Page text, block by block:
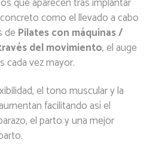
como el llevado a cabo
de Pilates con máquinas /
del movimiento, el auge
cada vez mayor.
el tono muscular y la
facilitando así el
el parto y una mejor